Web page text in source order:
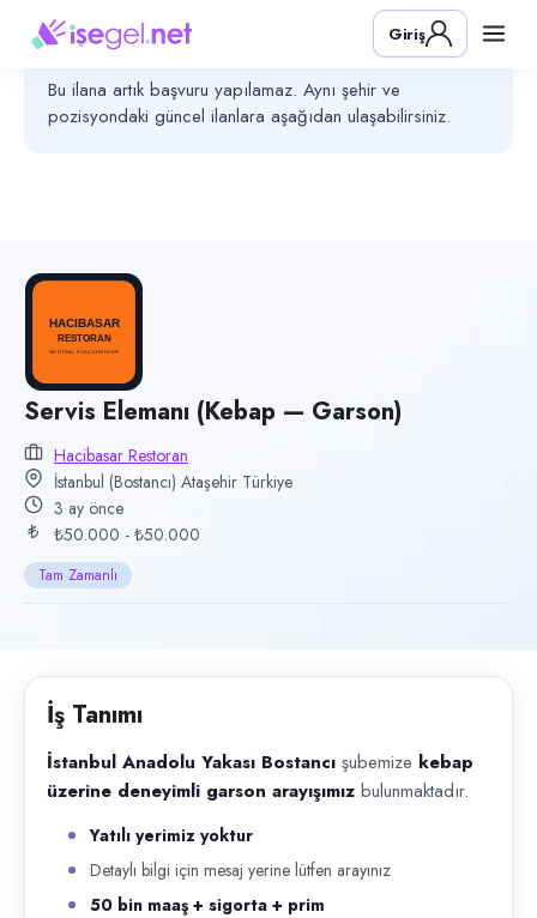
Pozisyon
Servis Elemanı (Kebap — Garson)
Firma
Hacibasar Restoran
Ataşehir, İstanbul (Bostancı)
Çalışma şekli
Tam Zamanlı · Ofis
Yayın tarihi
Son geçerlilik
18 Temmuz 2026
Telefon
İstanbul Anadolu Yakası Bostancı şubemize kebap üzerine deneyimli
Bu ilanın başvuru süresi sona ermiştir
Bu ilana artık başvuru yapılamaz. Aynı şehir ve
pozisyondaki güncel ilanlara aşağıdan ulaşabilirsiniz.
Giriş
Servis Elemanı (Kebap — Garson)
Hacibasar Restoran
İstanbul (Bostancı) Ataşehir Türkiye
3 ay önce
₺50.000 - ₺50.000
Tam Zamanlı
İş Tanımı
İstanbul Anadolu Yakası Bostancı şubemize kebap
üzerine deneyimli garson arayışımız bulunmaktadır.
Yatılı yerimiz yoktur
Detaylı bilgi için mesaj yerine lütfen arayınız
50 bin maaş + sigorta + prim